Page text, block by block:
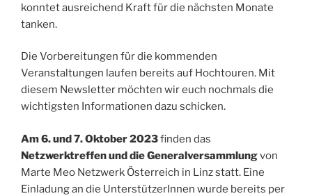
konntet ausreichend Kraft für die nächsten Monate
tanken.
Die Vorbereitungen für die kommenden
Veranstaltungen laufen bereits auf Hochtouren. Mit
diesem Newsletter möchten wir euch nochmals die
wichtigsten Informationen dazu schicken.
Am 6. und 7. Oktober 2023finden das
Netzwerktreffen und die Generalversammlungvon
Marte Meo Netzwerk Österreich in Linz statt. Eine
Einladung an die UnterstützerInnen wurde bereits per